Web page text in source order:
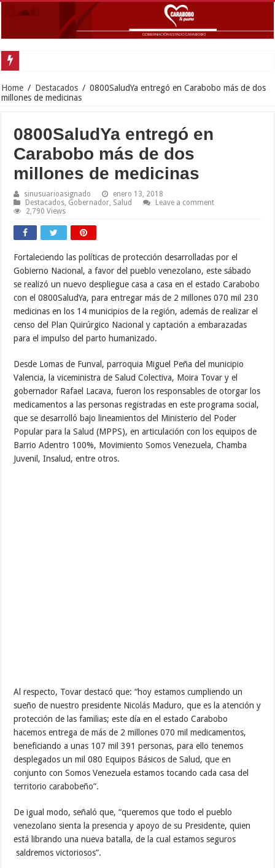
Home / Destacados / 0800SaludYa entregó en Carabobo más de dos
millones de medicinas
0800SaludYa entregó en
Carabobo más de dos
millones de medicinas
sinusuarioasignado
enero 13, 2018
Destacados Gobernador Salud
Leave a comment
2,790 Views
Fortaleciendo las políticas de protección desarrolladas por el
Gobierno Nacional, a favor del pueblo venezolano, este sábado
se realizó un nuevo despliegue casa a casa en el estado Carabobo
con el 0800SaludYa, para entregar más de 2 millones 070 mil 230
medicinas en los 14 municipios de la región, además de realizar el
censo del Plan Quirúrgico Nacional y captación a embarazadas
para el impulso del parto humanizado.
Desde Lomas de Funval, parroquia Miguel Peña del municipio
Valencia, la viceministra de Salud Colectiva, Moira Tovar y el
gobernador Rafael Lacava, fueron los responsables de otorgar los
medicamentos a las personas registradas en este programa social,
que se desarrolló bajo lineamientos del Ministerio del Poder
Popular para la Salud (MPPS), en articulación con los equipos de
Barrio Adentro 100%, Movimiento Somos Venezuela, Chamba
Juvenil, Insalud, entre otros.
Al respecto, Tovar destacó que: “hoy estamos cumpliendo un
sueño de nuestro presidente Nicolás Maduro, que es la atención y
protección de las familias; este día en el estado Carabobo
hacemos entrega de más de 2 millones 070 mil medicamentos,
beneficiando a unas 107 mil 391 personas, para ello tenemos
desplegados un mil 080 Equipos Básicos de Salud, que en
conjunto con Somos Venezuela estamos tocando cada casa del
territorio carabobeño”.
De igual modo, señaló que, “queremos que todo el pueblo
venezolano sienta la presencia y apoyo de su Presidente, quien
está librando una nueva batalla, de la cual estamos seguros
saldremos victoriosos”.